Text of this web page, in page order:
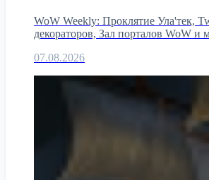
WoW Weekly: Проклятие Ула'тек,
декораторов, Зал порталов WoW и
07.08.2026